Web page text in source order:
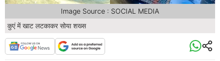
कुएं में खाट लटकाकर सोया शख्स
Image Source : SOCIAL MEDIA